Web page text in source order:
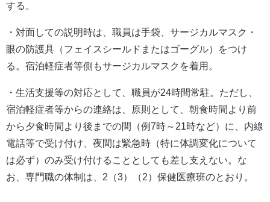
する。
・対面しての説明時は、職員は手袋、サージカルマスク・
眼の防護具（フェイスシールドまたはゴーグル）をつけ
る。宿泊軽症者等側もサージカルマスクを着用。
・生活支援等の対応として、職員が24時間常駐。ただし、
宿泊軽症者等からの連絡は、原則として、朝食時間より前
から夕食時間より後までの間（例7時～21時など）に、内線
電話等で受け付け、夜間は緊急時（特に体調変化について
は必ず）のみ受け付けることとしても差し支えない。な
お、専門職の体制は、2（3）（2）保健医療班のとおり。